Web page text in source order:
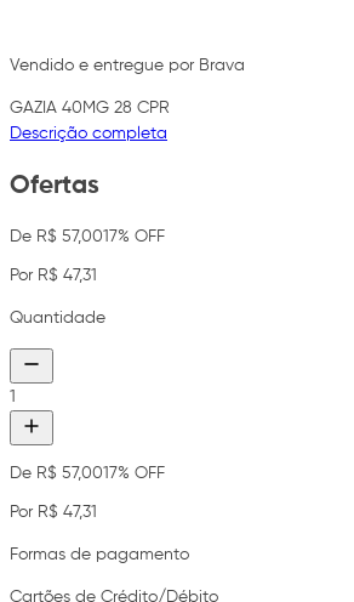
Vendido e entregue por Brava
GAZIA 40MG 28 CPR
Descrição completa
Ofertas
De R$ 57,0017% OFF
Por R$ 47,31
Quantidade
1
De R$ 57,0017% OFF
Por R$ 47,31
Formas de pagamento
Cartões de Crédito/Débito